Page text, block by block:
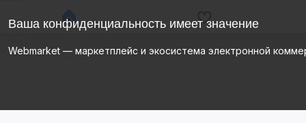
Ваша конфиденциальность имеет значение
Webmarket — маркетплейс и экосистема электронной